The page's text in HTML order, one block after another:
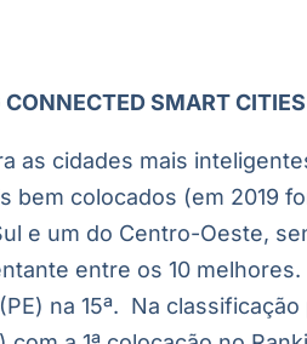
CONNECTED SMART
as cidades mais
bem colocados (em 2019
e um do Centro-Oeste,
entre os 10 melhores.
na 15ª. Na